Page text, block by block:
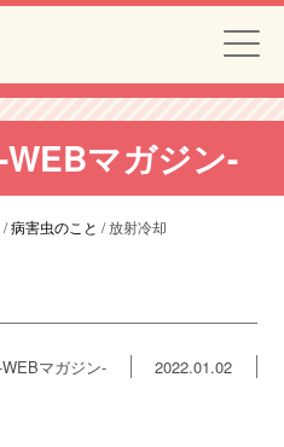
マガジン-
/病害虫のこと /放射冷却
マガジン- 2022.01.02